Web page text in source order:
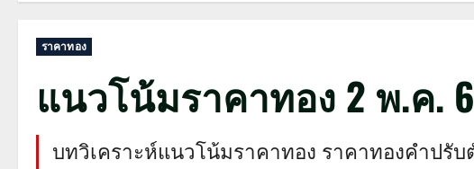
ราคาทอง
แนวโน้มราคาทอง 2 พ.ค.
บทวิเคราะห์แนวโน้มราคาทอง ราคาทองคำปรั